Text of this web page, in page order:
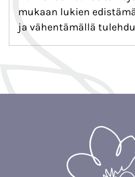
mukaan lukien
ja vähentämällä